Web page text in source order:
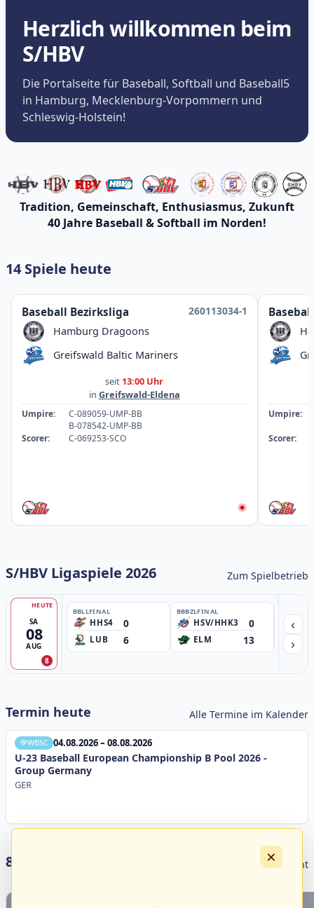
Herzlich willkommen beim
S/HBV
Die Portalseite für Baseball, Softball und Baseball5
in Hamburg, Mecklenburg-Vorpommern und
Schleswig-Holstein!
Tradition, Gemeinschaft, Enthusiasmus, Zukunft
40 Jahre Baseball & Softball im Norden!
14 Spiele heute
Baseball Bezirksliga
260113034-1
Hamburg Dragoons
Greifswald Baltic Mariners
seit 13:00 Uhr
in Greifswald-Eldena
Umpire:
C-089059-UMP-BB
B-078542-UMP-BB
Scorer:
C-069253-SCO
Umpire:
Scorer:
S/HBV Ligaspiele 2026 Zum Spielbetrieb
SA
08
AUG
HEUTE
8
BBLLFINAL
HHS4 0
LUB 6
BBBZLFINAL
HSV/HHK3 0
ELM 13
‹
›
Termin heute Alle Termine im Kalender
WBSC 04.08.2026 – 08.08.2026
U-23 Baseball European Championship B Pool 2026 -
Group Germany
GER
8 Livestreams heute Livestream Übersicht
×